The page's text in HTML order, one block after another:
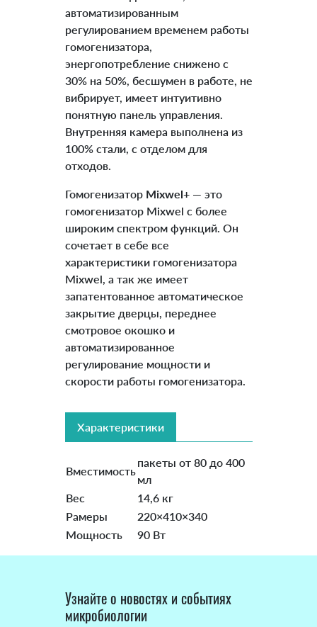
автоматизированным
регулированием временем работы
гомогенизатора,
энергопотребление снижено с
30% на 50%, бесшумен в работе, не
вибрирует, имеет интуитивно
понятную панель управления.
Внутренняя камера выполнена из
100% стали, с отделом для
отходов.
Гомогенизатор Mixwel+— это
гомогенизатор Mixwel с более
широким спектром функций. Он
сочетает в себе все
характеристики гомогенизатора
Mixwel, а так же имеет
запатентованное автоматическое
закрытие дверцы, переднее
смотровое окошко и
автоматизированное
регулирование мощности и
скорости работы гомогенизатора.
Характеристики
Вместимость
пакеты от 80 до 400
мл
Вес
14,6 кг
Рамеры
220×410×340
Мощность
90 Вт
Узнайте о новостях и событиях
микробиологии